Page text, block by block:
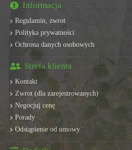
Informacja
Regulamin, zwrot
Polityka prywatności
Ochrona danych osobowych
Strefa klienta
Kontakt
Zwrot (dla zarejestrowanych)
Negocjuj cenę
Porady
Odstąpienie od umowy